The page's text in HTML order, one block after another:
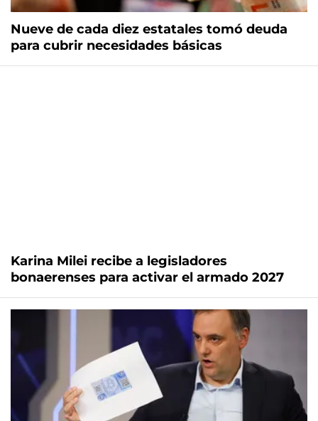
Nueve de cada diez estatales tomó deuda
para cubrir necesidades básicas
Karina Milei recibe a legisladores
bonaerenses para activar el armado 2027